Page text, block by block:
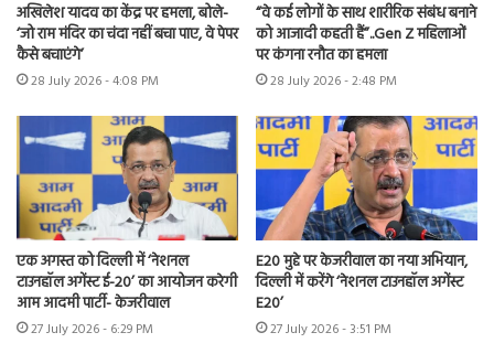
अखिलेश यादव का केंद्र पर हमला, बोले-
‘जो राम मंदिर का चंदा नहीं बचा पाए, वे पेपर
कैसे बचाएंगे’
28 July 2026 - 4:08 PM
“वे कई लोगों के साथ शारीरिक संबंध बनाने
को आजादी कहती हैं”..Gen Z महिलाओं
पर कंगना रनौत का हमला
28 July 2026 - 2:48 PM
एक अगस्त को दिल्ली में ‘नेशनल
टाउनहॉल अगेंस्ट ई-20’ का आयोजन करेगी
आम आदमी पार्टी- केजरीवाल
27 July 2026 - 6:29 PM
E20 मुद्दे पर केजरीवाल का नया अभियान,
दिल्ली में करेंगे ‘नेशनल टाउनहॉल अगेंस्ट
E20’
27 July 2026 - 3:51 PM